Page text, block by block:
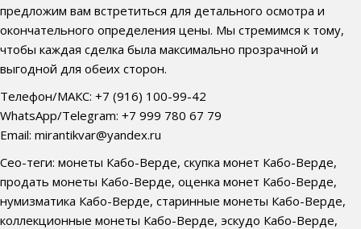
предложим вам встретиться для детального осмотра и
окончательного определения цены. Мы стремимся к тому,
чтобы каждая сделка была максимально прозрачной и
выгодной для обеих сторон.
Телефон/МАКС: +7 (916) 100-99-42
WhatsApp/Telegram: +7 999 780 67 79
Email: mirantikvar@yandex.ru
Сео-теги: монеты Кабо-Верде, скупка монет Кабо-Верде,
продать монеты Кабо-Верде, оценка монет Кабо-Верде,
нумизматика Кабо-Верде, старинные монеты Кабо-Верде,
коллекционные монеты Кабо-Верде, эскудо Кабо-Верде,